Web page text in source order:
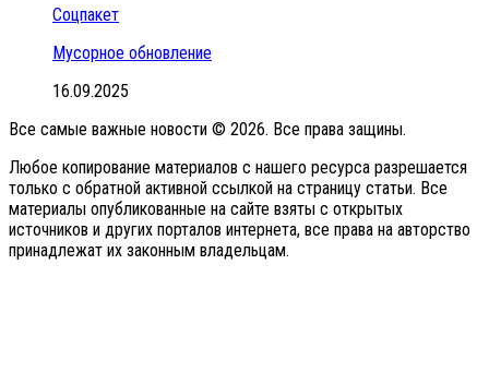
Соцпакет
Мусорное обновление
16.09.2025
Все самые важные новости © 2026. Все права защины.
Любое копирование материалов с нашего ресурса разрешается
только с обратной активной ссылкой на страницу статьи. Все
материалы опубликованные на сайте взяты с открытых
источников и других порталов интернета, все права на авторство
принадлежат их законным владельцам.